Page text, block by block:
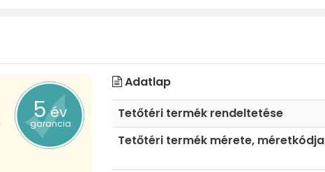
5év
garancia
Adatlap
Tetőtéri termék rendeltetése
Tetőtéri termék mérete, méretkódja